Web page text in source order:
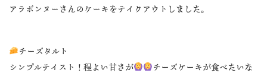
アラボンヌーさんのケーキをテイクアウトしました。
チーズタルト
シンプルテイスト！程よい甘さが
チーズケーキが食べたいな